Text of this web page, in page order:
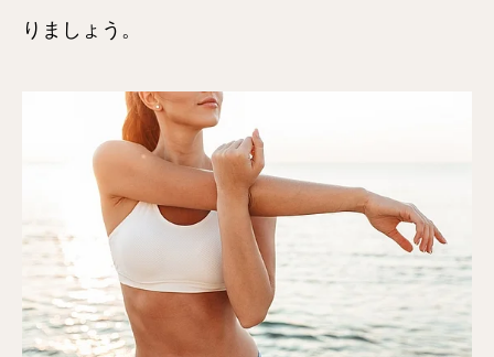
りましょう。